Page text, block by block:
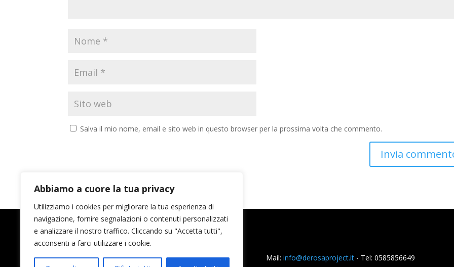
Abbiamo a cuore la tua privacy
Utilizziamo i cookies per migliorare la tua esperienza di
navigazione, fornire segnalazioni o contenuti personalizzati
e analizzare il nostro traffico. Cliccando su "Accetta tutti",
acconsenti a farci utilizzare i cookie.
Salva il mio nome, email e sito web in questo browser per la prossima volta che commento.
Mail: info@derosaproject.it - Tel: 0585856649